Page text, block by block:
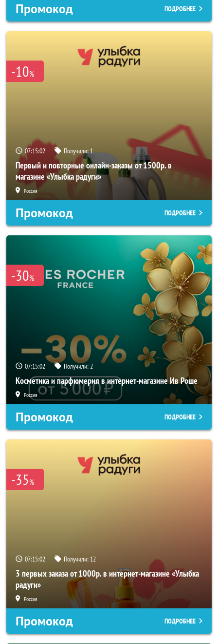
Промокод ПОДРОБНЕЕ
-10%
07:15:00 Получили:1
Первый и повторные онлайн-заказы от 1500р. в
магазине «Улыбка радуги»
Россия
Промокод ПОДРОБНЕЕ
-30%
07:15:00 Получили:2
Косметика и парфюмерия в интернет-магазине Ив Роше
Россия
Промокод ПОДРОБНЕЕ
-35%
07:15:00 Получили: 12
3 первых заказа от 1000р. в интернет-магазине «Улыбка
радуги»
Россия
Промокод ПОДРОБНЕЕ